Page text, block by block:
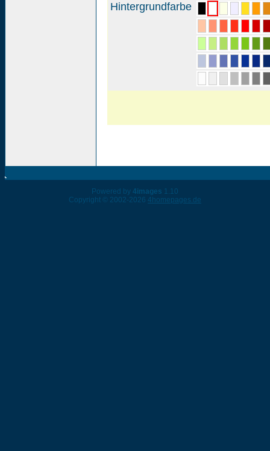
Hintergrundfarbe
Powered by 4images 1.10
Copyright © 2002-2026 4homepages.de